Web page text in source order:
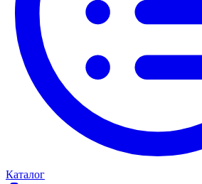
Каталог